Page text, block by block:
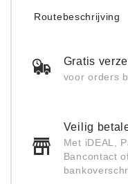
Routebeschrijving
Gratis
voor orders
Veilig
Met iDEAL,
Bancontact